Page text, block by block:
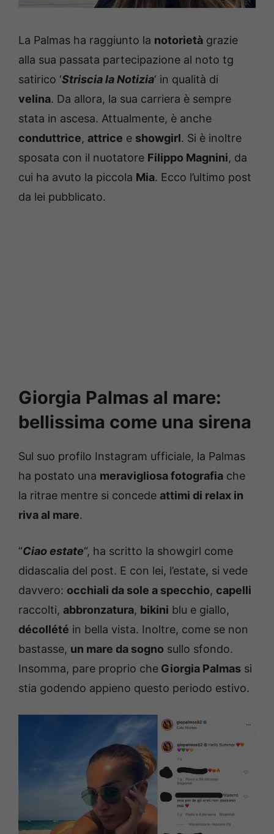
La Palmas ha raggiunto la notorietà grazie
alla sua passata partecipazione al noto tg
satirico ‘Striscia la Notizia‘ in qualità di
velina. Da allora, la sua carriera è sempre
stata in ascesa. Attualmente, è anche
conduttrice, attrice e showgirl. Si è inoltre
sposata con il nuotatore Filippo Magnini, da
cui ha avuto la piccola Mia. Ecco l’ultimo post
da lei pubblicato.
Giorgia Palmas al mare:
bellissima come una sirena
Sul suo profilo Instagram ufficiale, la Palmas
ha postato una meravigliosa fotografia che
la ritrae mentre si concede attimi di relax in
riva al mare.
“Ciao estate“, ha scritto la showgirl come
didascalia del post. E con lei, l’estate, si vede
davvero: occhiali da sole a specchio, capelli
raccolti, abbronzatura, bikini blu e giallo,
décollété in bella vista. Inoltre, come se non
bastasse, un mare da sogno sullo sfondo.
Insomma, pare proprio che Giorgia Palmas si
stia godendo appieno questo periodo estivo.